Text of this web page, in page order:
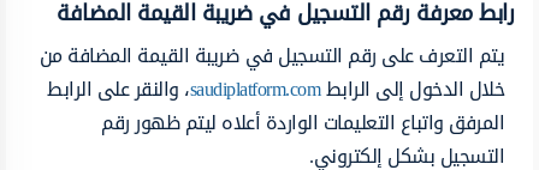
رابط معرفة رقم التسجيل في ضريبة القيمة المضافة
يتم التعرف على رقم التسجيل في ضريبة القيمة المضافة من
خلال الدخول إلى الرابطsaudiplatform.com، والنقر على الرابط
المرفق واتباع التعليمات الواردة أعلاه ليتم ظهور رقم
التسجيل بشكل إلكتروني.